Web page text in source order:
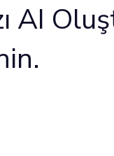
AI